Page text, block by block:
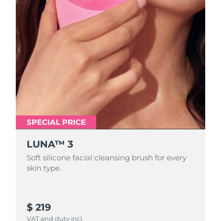
SPECIAL PRICE
LUNA™ 3
Soft silicone facial cleansing brush for every
skin type.
$ 219
VAT and duty incl.